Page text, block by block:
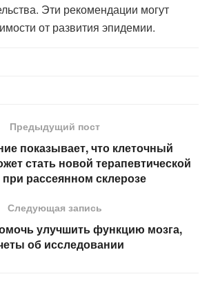
Эти рекомендации могут
от развития эпидемии.
Предыдущий пост
показывает, что клеточный
стать новой терапевтической
рассеянном склерозе
Следующая запись
улучшить функцию мозга,
об исследовании